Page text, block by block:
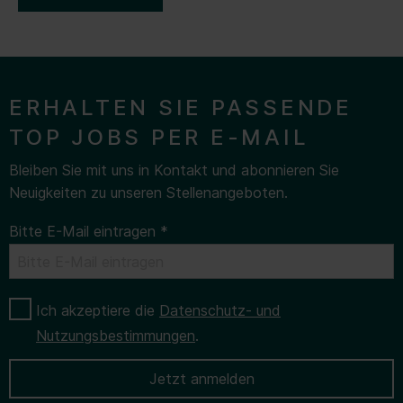
ERHALTEN SIE PASSENDE
TOP JOBS PER E-MAIL
Bleiben Sie mit uns in Kontakt und abonnieren Sie
Neuigkeiten zu unseren Stellenangeboten.
Bitte E-Mail eintragen *
Ich akzeptiere die Datenschutz- und
Nutzungsbestimmungen.